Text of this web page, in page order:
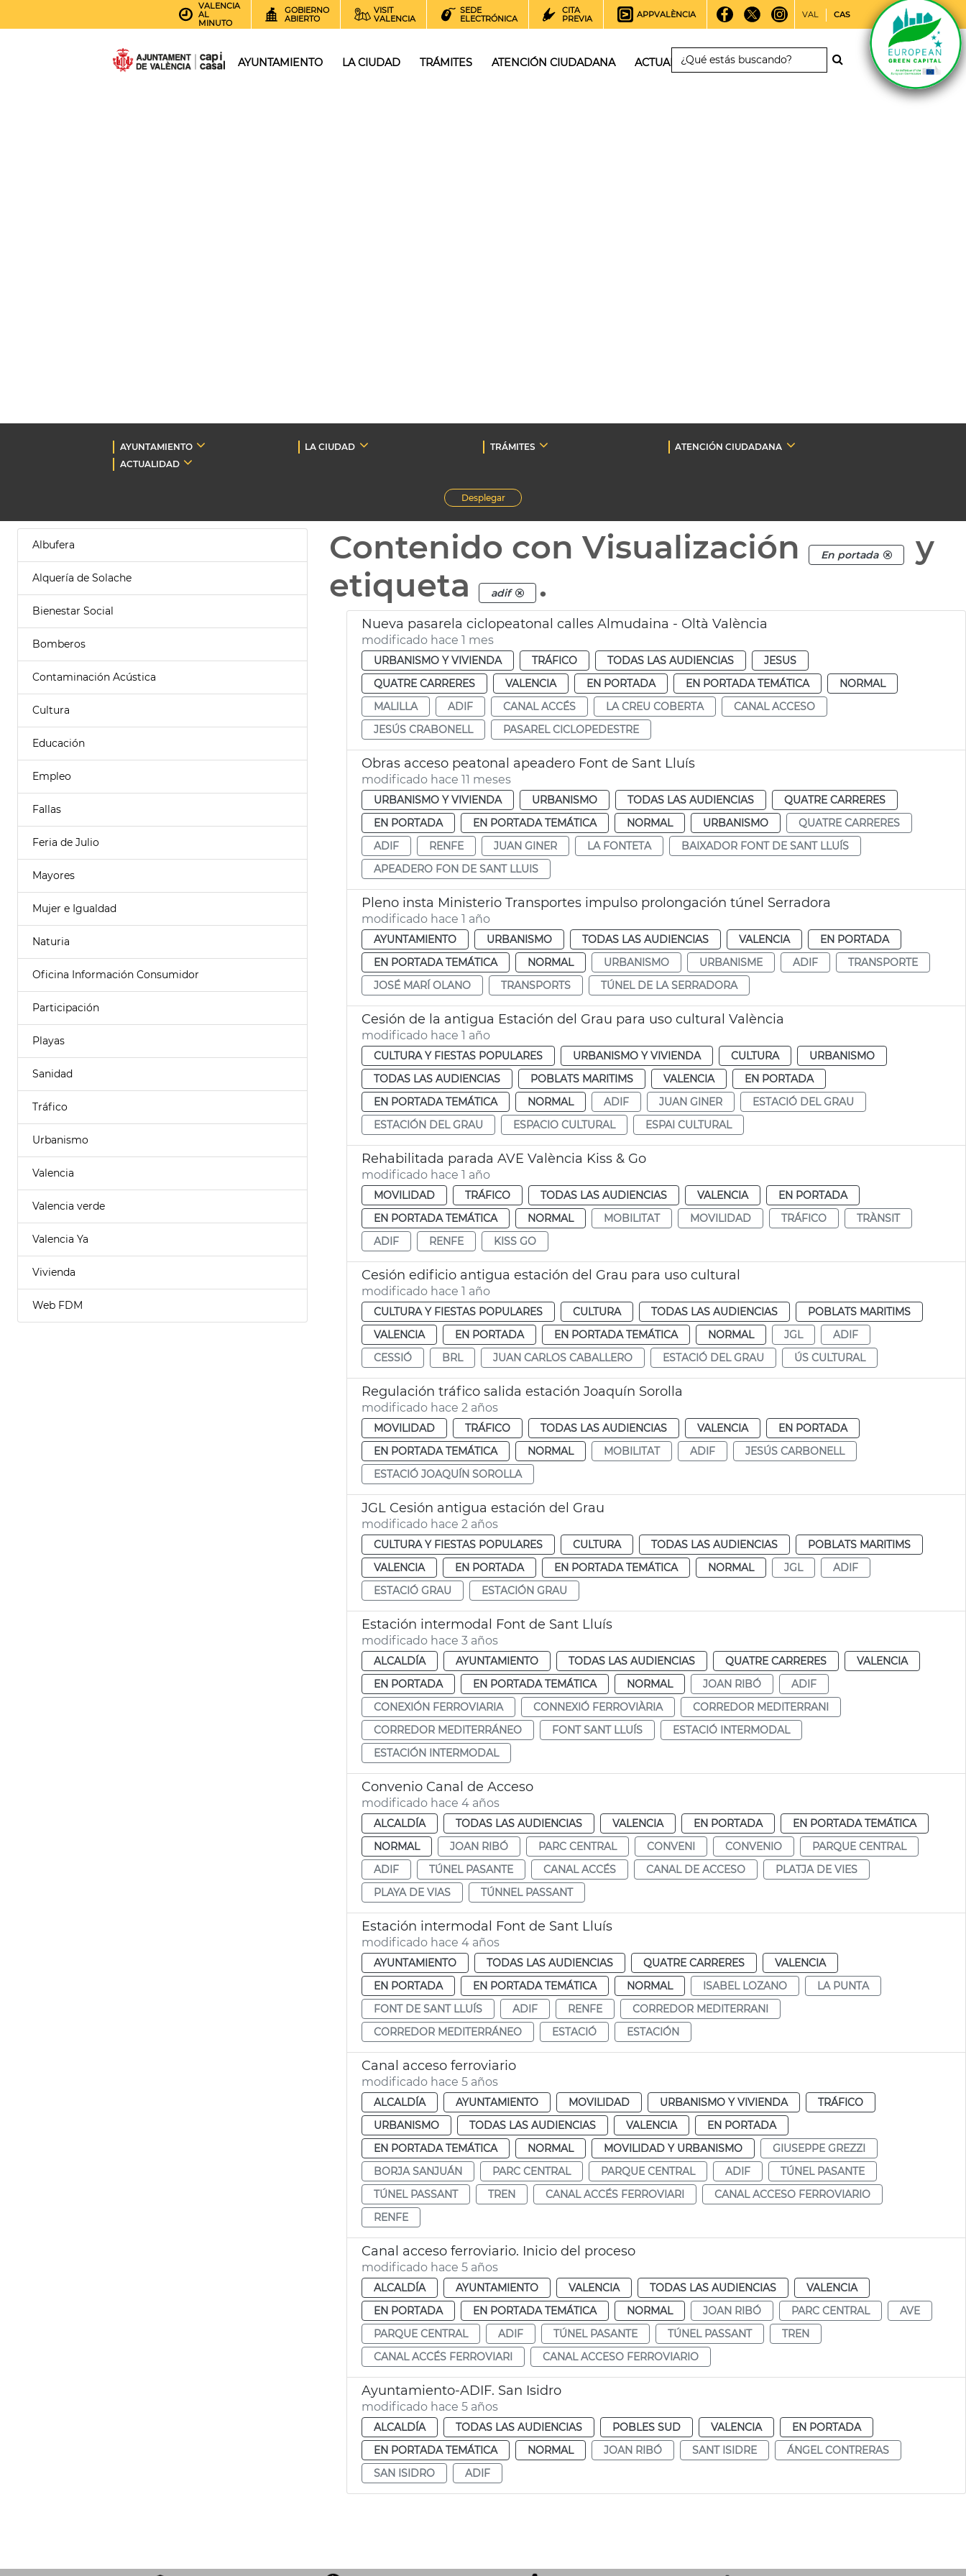
VALENCIA
AL
MINUTO
GOBIERNO
ABIERTO
VISIT
VALENCIA
SEDE
ELECTRÓNICA
CITA
PREVIA
APPVALÈNCIA VAL CAS
AYUNTAMIENTO LA CIUDAD TRÁMITES ATENCIÓN CIUDADANA ACTUALIDAD
AYUNTAMIENTO LA CIUDAD TRÁMITES
ATENCIÓN CIUDADANA
ACTUALIDAD
Desplegar
Albufera
Alquería de Solache
Bienestar Social
Bomberos
Contaminación Acústica
Cultura
Educación
Empleo
Fallas
Feria de Julio
Mayores
Mujer e Igualdad
Naturia
Oficina Información Consumidor
Participación
Playas
Sanidad
Tráfico
Urbanismo
Valencia
Valencia verde
Valencia Ya
Vivienda
Web FDM
Contenido con Visualización En portada
y
etiqueta
adif .
Nueva pasarela ciclopeatonal calles Almudaina - Oltà València
modificado hace 1 mes
URBANISMO Y VIVIENDA TRÁFICO TODAS LAS AUDIENCIAS
JESUS
QUATRE CARRERES
VALENCIA EN PORTADA EN PORTADA TEMÁTICA
NORMAL
MALILLA
ADIF CANAL ACCÉS LA CREU COBERTA
CANAL ACCESO
JESÚS CRABONELL
PASAREL CICLOPEDESTRE
Obras acceso peatonal apeadero Font de Sant Lluís
modificado hace 11 meses
URBANISMO Y VIVIENDA URBANISMO TODAS LAS AUDIENCIAS
QUATRE CARRERES
EN PORTADA
EN PORTADA TEMÁTICA NORMAL URBANISMO
QUATRE CARRERES
ADIF
RENFE JUAN GINER LA FONTETA
BAIXADOR FONT DE SANT LLUÍS
APEADERO FON DE SANT LLUIS
Pleno insta Ministerio Transportes impulso prolongación túnel Serradora
modificado hace 1 año
AYUNTAMIENTO URBANISMO TODAS LAS AUDIENCIAS VALENCIA
EN PORTADA
EN PORTADA TEMÁTICA
NORMAL URBANISMO URBANISME ADIF
TRANSPORTE
JOSÉ MARÍ OLANO
TRANSPORTS TÚNEL DE LA SERRADORA
Cesión de la antigua Estación del Grau para uso cultural València
modificado hace 1 año
CULTURA Y FIESTAS POPULARES URBANISMO Y VIVIENDA CULTURA
URBANISMO
TODAS LAS AUDIENCIAS
POBLATS MARITIMS VALENCIA
EN PORTADA
EN PORTADA TEMÁTICA
NORMAL ADIF JUAN GINER
ESTACIÓ DEL GRAU
ESTACIÓN DEL GRAU
ESPACIO CULTURAL ESPAI CULTURAL
Rehabilitada parada AVE València Kiss & Go
modificado hace 1 año
MOVILIDAD TRÁFICO TODAS LAS AUDIENCIAS VALENCIA
EN PORTADA
EN PORTADA TEMÁTICA
NORMAL MOBILITAT MOVILIDAD TRÁFICO
TRÀNSIT
ADIF
RENFE KISS GO
Cesión edificio antigua estación del Grau para uso cultural
modificado hace 1 año
CULTURA Y FIESTAS POPULARES CULTURA TODAS LAS AUDIENCIAS
POBLATS MARITIMS
VALENCIA
EN PORTADA EN PORTADA TEMÁTICA NORMAL JGL
ADIF
CESSIÓ
BRL JUAN CARLOS CABALLERO ESTACIÓ DEL GRAU ÚS CULTURAL
Regulación tráfico salida estación Joaquín Sorolla
modificado hace 2 años
MOVILIDAD TRÁFICO TODAS LAS AUDIENCIAS VALENCIA
EN PORTADA
EN PORTADA TEMÁTICA
NORMAL MOBILITAT ADIF
JESÚS CARBONELL
ESTACIÓ JOAQUÍN SOROLLA
JGL Cesión antigua estación del Grau
modificado hace 2 años
CULTURA Y FIESTAS POPULARES CULTURA TODAS LAS AUDIENCIAS
POBLATS MARITIMS
VALENCIA
EN PORTADA EN PORTADA TEMÁTICA NORMAL JGL
ADIF
ESTACIÓ GRAU
ESTACIÓN GRAU
Estación intermodal Font de Sant Lluís
modificado hace 3 años
ALCALDÍA AYUNTAMIENTO TODAS LAS AUDIENCIAS QUATRE CARRERES
VALENCIA
EN PORTADA
EN PORTADA TEMÁTICA NORMAL JOAN RIBÓ
ADIF
CONEXIÓN FERROVIARIA
CONNEXIÓ FERROVIÀRIA
CORREDOR MEDITERRANI
CORREDOR MEDITERRÁNEO
FONT SANT LLUÍS
ESTACIÓ INTERMODAL
ESTACIÓN INTERMODAL
Convenio Canal de Acceso
modificado hace 4 años
ALCALDÍA TODAS LAS AUDIENCIAS VALENCIA EN PORTADA
EN PORTADA TEMÁTICA
NORMAL
JOAN RIBÓ PARC CENTRAL CONVENI CONVENIO
PARQUE CENTRAL
ADIF
TÚNEL PASANTE CANAL ACCÉS CANAL DE ACCESO
PLATJA DE VIES
PLAYA DE VIAS
TÚNNEL PASSANT
Estación intermodal Font de Sant Lluís
modificado hace 4 años
AYUNTAMIENTO TODAS LAS AUDIENCIAS QUATRE CARRERES
VALENCIA
EN PORTADA
EN PORTADA TEMÁTICA NORMAL ISABEL LOZANO
LA PUNTA
FONT DE SANT LLUÍS
ADIF RENFE
CORREDOR MEDITERRANI
CORREDOR MEDITERRÁNEO
ESTACIÓ ESTACIÓN
Canal acceso ferroviario
modificado hace 5 años
ALCALDÍA AYUNTAMIENTO MOVILIDAD URBANISMO Y VIVIENDA
TRÁFICO
URBANISMO
TODAS LAS AUDIENCIAS VALENCIA
EN PORTADA
EN PORTADA TEMÁTICA
NORMAL MOVILIDAD Y URBANISMO
GIUSEPPE GREZZI
BORJA SANJUÁN
PARC CENTRAL PARQUE CENTRAL ADIF
TÚNEL PASANTE
TÚNEL PASSANT
TREN CANAL ACCÉS FERROVIARI
CANAL ACCESO FERROVIARIO
RENFE
Canal acceso ferroviario. Inicio del proceso
modificado hace 5 años
ALCALDÍA AYUNTAMIENTO VALENCIA TODAS LAS AUDIENCIAS
VALENCIA
EN PORTADA
EN PORTADA TEMÁTICA NORMAL JOAN RIBÓ PARC CENTRAL
AVE
PARQUE CENTRAL
ADIF TÚNEL PASANTE TÚNEL PASSANT
TREN
CANAL ACCÉS FERROVIARI
CANAL ACCESO FERROVIARIO
Ayuntamiento-ADIF. San Isidro
modificado hace 5 años
ALCALDÍA TODAS LAS AUDIENCIAS POBLES SUD VALENCIA
EN PORTADA
EN PORTADA TEMÁTICA
NORMAL JOAN RIBÓ SANT ISIDRE
ÁNGEL CONTRERAS
SAN ISIDRO
ADIF